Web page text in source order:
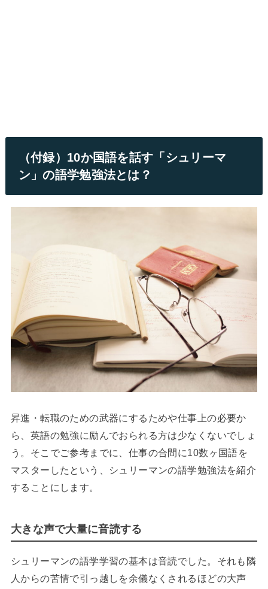
（付録）10か国語を話す「シュリーマ
ン」の語学勉強法とは？
昇進・転職のための武器にするためや仕事上の必要か
ら、英語の勉強に励んでおられる方は少なくないでしょ
う。そこでご参考までに、仕事の合間に10数ヶ国語を
マスターしたという、シュリーマンの語学勉強法を紹介
することにします。
大きな声で大量に音読する
シュリーマンの語学学習の基本は音読でした。それも隣
人からの苦情で引っ越しを余儀なくされるほどの大声